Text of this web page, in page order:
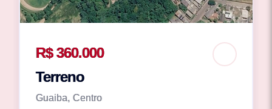
R$ 360.000
Terreno
Guaiba, Centro